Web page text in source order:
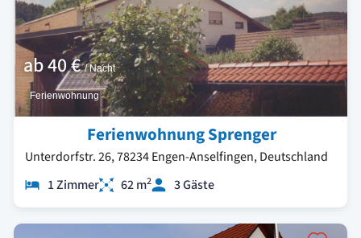
ab40 € / Nacht
Ferienwohnung
Ferienwohnung Sprenger
Unterdorfstr. 26, 78234 Engen-Anselfingen, Deutschland
1 Zimmer
62 m2 3 Gäste